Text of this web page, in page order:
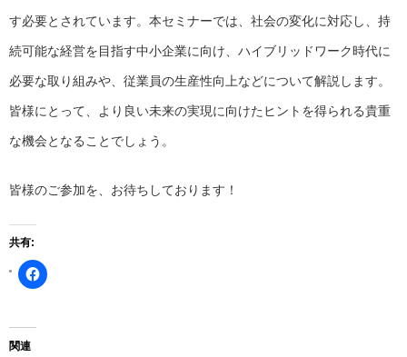
す必要とされています。本セミナーでは、社会の変化に対応し、持
続可能な経営を目指す中小企業に向け、ハイブリッドワーク時代に
必要な取り組みや、従業員の生産性向上などについて解説します。
皆様にとって、より良い未来の実現に向けたヒントを得られる貴重
な機会となることでしょう。
皆様のご参加を、お待ちしております！
共有:
Facebook
で
関連